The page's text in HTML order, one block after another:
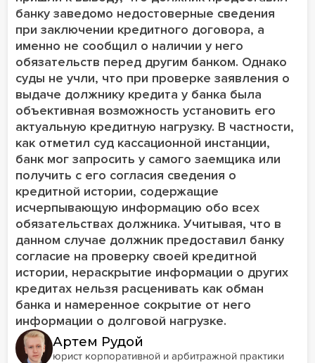
банку заведомо недостоверные сведения
при заключении кредитного договора, а
именно не сообщил о наличии у него
обязательств перед другим банком. Однако
суды не учли, что при проверке заявления о
выдаче должнику кредита у банка была
объективная возможность установить его
актуальную кредитную нагрузку. В частности,
как отметил суд кассационной инстанции,
банк мог запросить у самого заемщика или
получить с его согласия сведения о
кредитной истории, содержащие
исчерпывающую информацию обо всех
обязательствах должника. Учитывая, что в
данном случае должник предоставил банку
согласие на проверку своей кредитной
истории, нераскрытие информации о других
кредитах нельзя расценивать как обман
банка и намеренное сокрытие от него
информации о долговой нагрузке.
Артем Рудой
юрист корпоративной и арбитражной практики